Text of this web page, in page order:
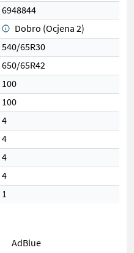
6948844
Dobro (Ocjena 2)
540/65R30
650/65R42
100
100
4
4
4
4
1
AdBlue